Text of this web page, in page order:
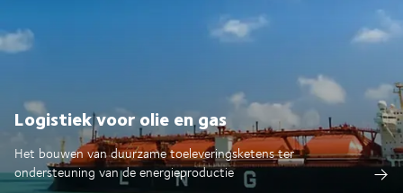
Logistiek voor olie en gas
Het bouwen van duurzame toeleveringsketens ter
ondersteuning van de energieproductie